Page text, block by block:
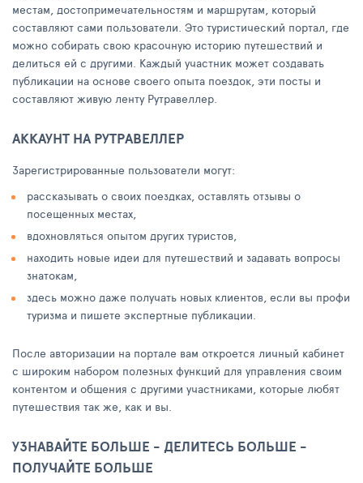
местам, достопримечательностям и маршрутам, который
составляют сами пользователи. Это туристический портал, где
можно собирать свою красочную историю путешествий и
делиться ей с другими. Каждый участник может создавать
публикации на основе своего опыта поездок, эти посты и
составляют живую ленту Рутравеллер.
АККАУНТ НА РУТРАВЕЛЛЕР
Зарегистрированные пользователи могут:
рассказывать о своих поездках, оставлять отзывы о
посещенных местах,
вдохновляться опытом других туристов,
находить новые идеи для путешествий и задавать вопросы
знатокам,
здесь можно даже получать новых клиентов, если вы профи
туризма и пишете экспертные публикации.
После авторизации на портале вам откроется личный кабинет
с широким набором полезных функций для управления своим
контентом и общения с другими участниками, которые любят
путешествия так же, как и вы.
УЗНАВАЙТЕ БОЛЬШЕ - ДЕЛИТЕСЬ БОЛЬШЕ -
ПОЛУЧАЙТЕ БОЛЬШЕ